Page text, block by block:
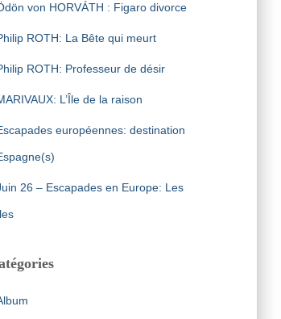
von HORVÁTH : Figaro divorce
ROTH: La Bête qui meurt
ROTH: Professeur de désir
L’Île de la raison
européennes: destination
26 – Escapades en Europe: Les